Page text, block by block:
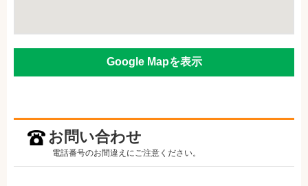
Google Mapを表示
お問い合わせ
電話番号のお間違えにご注意ください。